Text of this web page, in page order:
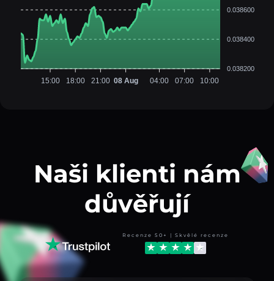
0.038600
0.038400
0.038200
15:00 18:00 21:00 08 Aug 04:00 07:00 10:00
Naši klienti nám
důvěřují
Recenze 50+ | Skvělé recenze